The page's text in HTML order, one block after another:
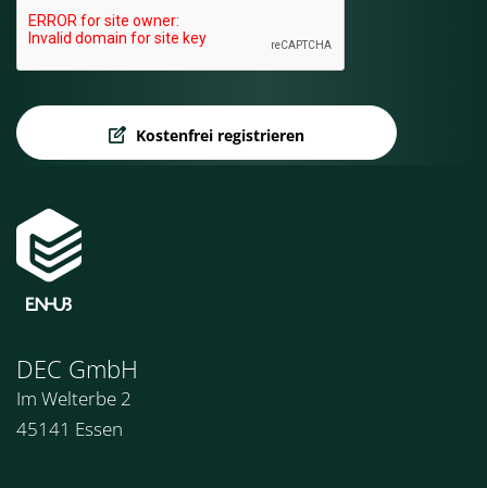
Kostenfrei registrieren
DEC GmbH
Im Welterbe 2
45141 Essen